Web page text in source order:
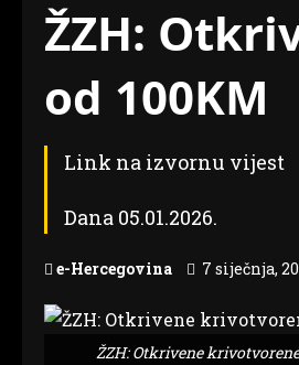
ŽZH:
od 100KM
Link na izvornu vijest
Dana 05.01.2026.
e-Hercegovina 7 siječnja,
ŽZH: Otkrivene